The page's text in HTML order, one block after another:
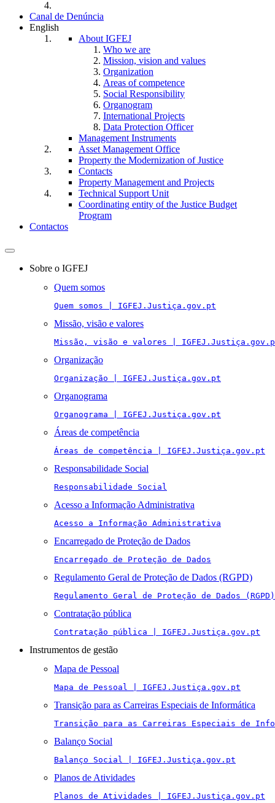
Canal de Denúncia
English
About IGFEJ
Who we are
Mission, vision and values
Organization
Areas of competence
Social Responsibility
Organogram
International Projects
Data Protection Officer
Management Instruments
Asset Management Office
Property the Modernization of Justice
Contacts
Property Management and Projects
Technical Support Unit
Coordinating entity of the Justice Budget
Program
Contactos
Toggle
navigationSobre o IGFEJ
Quem somos
Quem somos | IGFEJ.Justiça.gov.pt
Missão, visão e valores
Missão, visão e valores |
Organização
Organização | IGFEJ.Justiça.gov.pt
Organograma
Organograma | IGFEJ.Justiça.gov.pt
Áreas de competência
Áreas de competência | IGFEJ.Justiça.gov.pt
Responsabilidade Social
Responsabilidade Social
Acesso a Informação Administrativa
Acesso a Informação Administrativa
Encarregado de Proteção de Dados
Encarregado de Proteção de Dados
Regulamento Geral de Proteção de Dados (RGPD)
Regulamento Geral de Proteção de Dados (RGPD)
Contratação pública
Contratação pública | IGFEJ.Justiça.gov.pt
Instrumentos de gestão
Mapa de Pessoal
Mapa de Pessoal | IGFEJ.Justiça.gov.pt
Transição para as Carreiras Especiais de Informática
Transição para as Carreiras Especiais de
Balanço Social
Balanço Social | IGFEJ.Justiça.gov.pt
Planos de Atividades
Planos de Atividades | IGFEJ.Justiça.gov.pt